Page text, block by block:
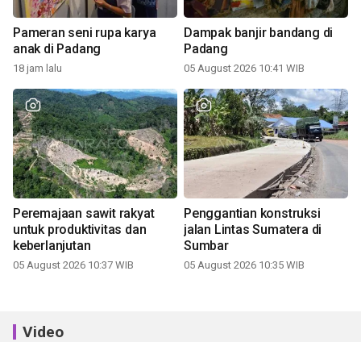
Pameran seni rupa karya
anak di Padang
18 jam lalu
Dampak banjir bandang di
Padang
05 August 2026 10:41 WIB
Peremajaan sawit rakyat
untuk produktivitas dan
keberlanjutan
05 August 2026 10:37 WIB
Penggantian konstruksi
jalan Lintas Sumatera di
Sumbar
05 August 2026 10:35 WIB
Video